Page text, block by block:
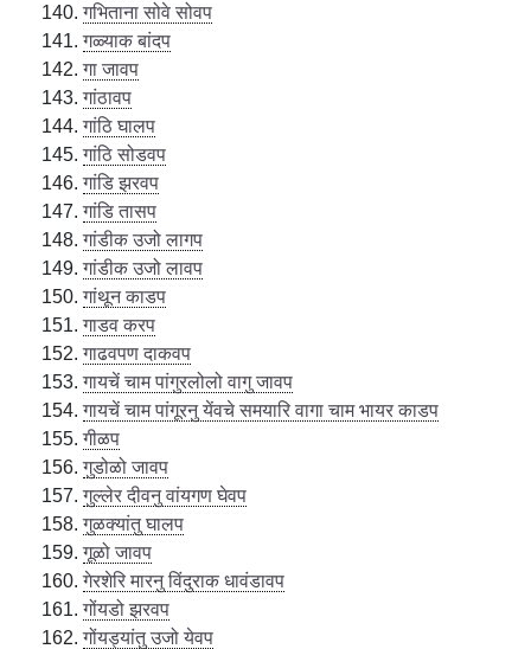
गभिताना सोवे सोवप
गळ्याक बांदप
गा जावप
गांठावप
गांठि घालप
गांठि सोडवप
गांडि झरवप
गांडि तासप
गांडीक उजो लागप
गांडीक उजो लावप
गांथून काडप
गाडव करप
गाढवपण दाकवप
गायचें चाम पांगुरलोलो वागु जावप
गायचें चाम पांगूरनु येंवचे समयारि वागा चाम भायर काडप
गीळप
गुडोळो जावप
गुल्लेर दीवनु वांयगण घेवप
गुळक्यांतु घालप
गूळो जावप
गेरशेरि मारनु विंदुराक धावंडावप
गोंयडो झरवप
गोंयड्यांतु उजो येवप